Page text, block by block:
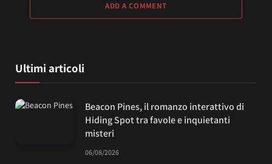
ADD A COMMENT
Ultimi articoli
Beacon Pines, il romanzo interattivo di
Hiding Spot tra favole e inquietanti
misteri
06/08/2026